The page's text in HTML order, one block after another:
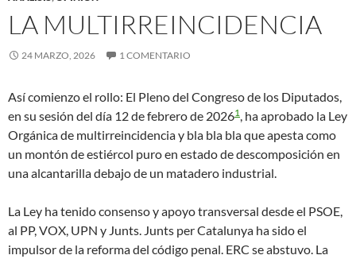
LA MULTIRREINCIDENCIA
24 MARZO, 2026 1 COMENTARIO
Así comienzo el rollo: El Pleno del Congreso de los Diputados,
en su sesión del día 12 de febrero de 20261 , ha aprobado la Ley
Orgánica de multirreincidencia y bla bla bla que apesta como
un montón de estiércol puro en estado de descomposición en
una alcantarilla debajo de un matadero industrial.
La Ley ha tenido consenso y apoyo transversal desde el PSOE,
al PP, VOX, UPN y Junts. Junts per Catalunya ha sido el
impulsor de la reforma del código penal. ERC se abstuvo. La